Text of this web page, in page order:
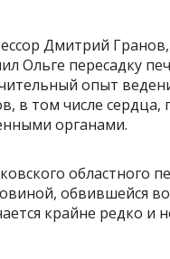
Дмитрий
Ольге пересадку
опыт
в том числе
органами.
областного
обвившейся
крайне редко и